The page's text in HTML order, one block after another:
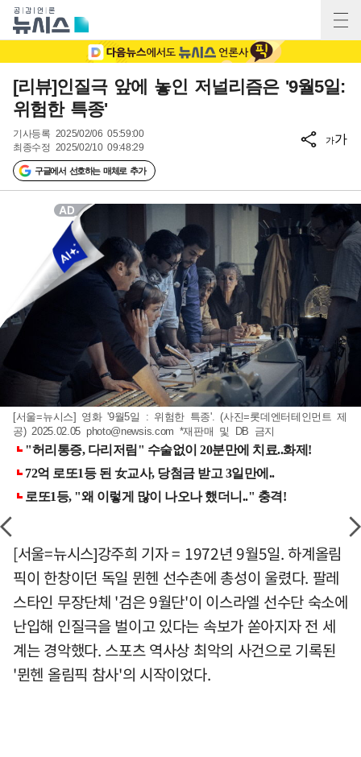
[리뷰]인질극 앞에 놓인 저널리즘은 '9월5일:
위험한 특종'
기사등록 2025/02/06 05:59:00
최종수정 2025/02/10 09:48:29
구글에서 선호하는 매체로 추가
가가
[서울=뉴시스] 영화 '9월5일 : 위험한 특종'. (사진=롯데엔터테인먼트 제
공) 2025.02.05 photo@newsis.com *재판매 및 DB 금지
[서울=뉴시스]강주희 기자 = 1972년 9월5일. 하계올림
픽이 한창이던 독일 뮌헨 선수촌에 총성이 울렸다. 팔레
스타인 무장단체 '검은 9월단'이 이스라엘 선수단 숙소에
난입해 인질극을 벌이고 있다는 속보가 쏟아지자 전 세
계는 경악했다. 스포츠 역사상 최악의 사건으로 기록된
'뮌헨 올림픽 참사'의 시작이었다.